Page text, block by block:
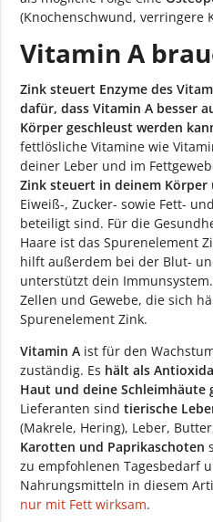
(Knochenschwund, verringere
Vitamin A
Zink steuert Enzyme des
dafür, dass Vitamin A besser
Körper geschleust werden
fettlösliche Vitamine wie
deiner Leber und im
Zink steuert in deinem Körper
Eiweiß-, Zucker- sowie Fett-
beteiligt sind. Für die
Haare ist das Spurenelement
hilft außerdem bei der Blut-
unterstützt dein
Zellen und Gewebe, die sich
Spurenelement Zink.
Vitamin A ist für den
zuständig. Es hält als
Haut und deine Schleimhäute
Lieferanten sindtierische
(Makrele, Hering), Leber,
Karotten und Paprikaschoten
zu empfohlenen Tagesbedarf
Nahrungsmitteln in diesem
nur mit Fett wirksam.